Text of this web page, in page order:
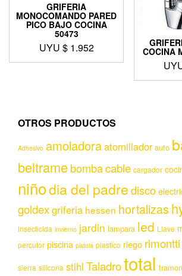
GRIFERIA
MONOCOMANDO PARED
PICO BAJO COCINA
50473
UYU $ 1.952 COCINA
OTROS PRODUCTOS
Adhesivo amoladoraatornillador auto
beltramebombacable cargador
niñodia del padredisco
goldexgriferia hessen hortalizas
insecticida invierno jardin lampara led Llave
percutor piscina pistola plastico riego rimontti
sierra silicona stihl Taladrototal